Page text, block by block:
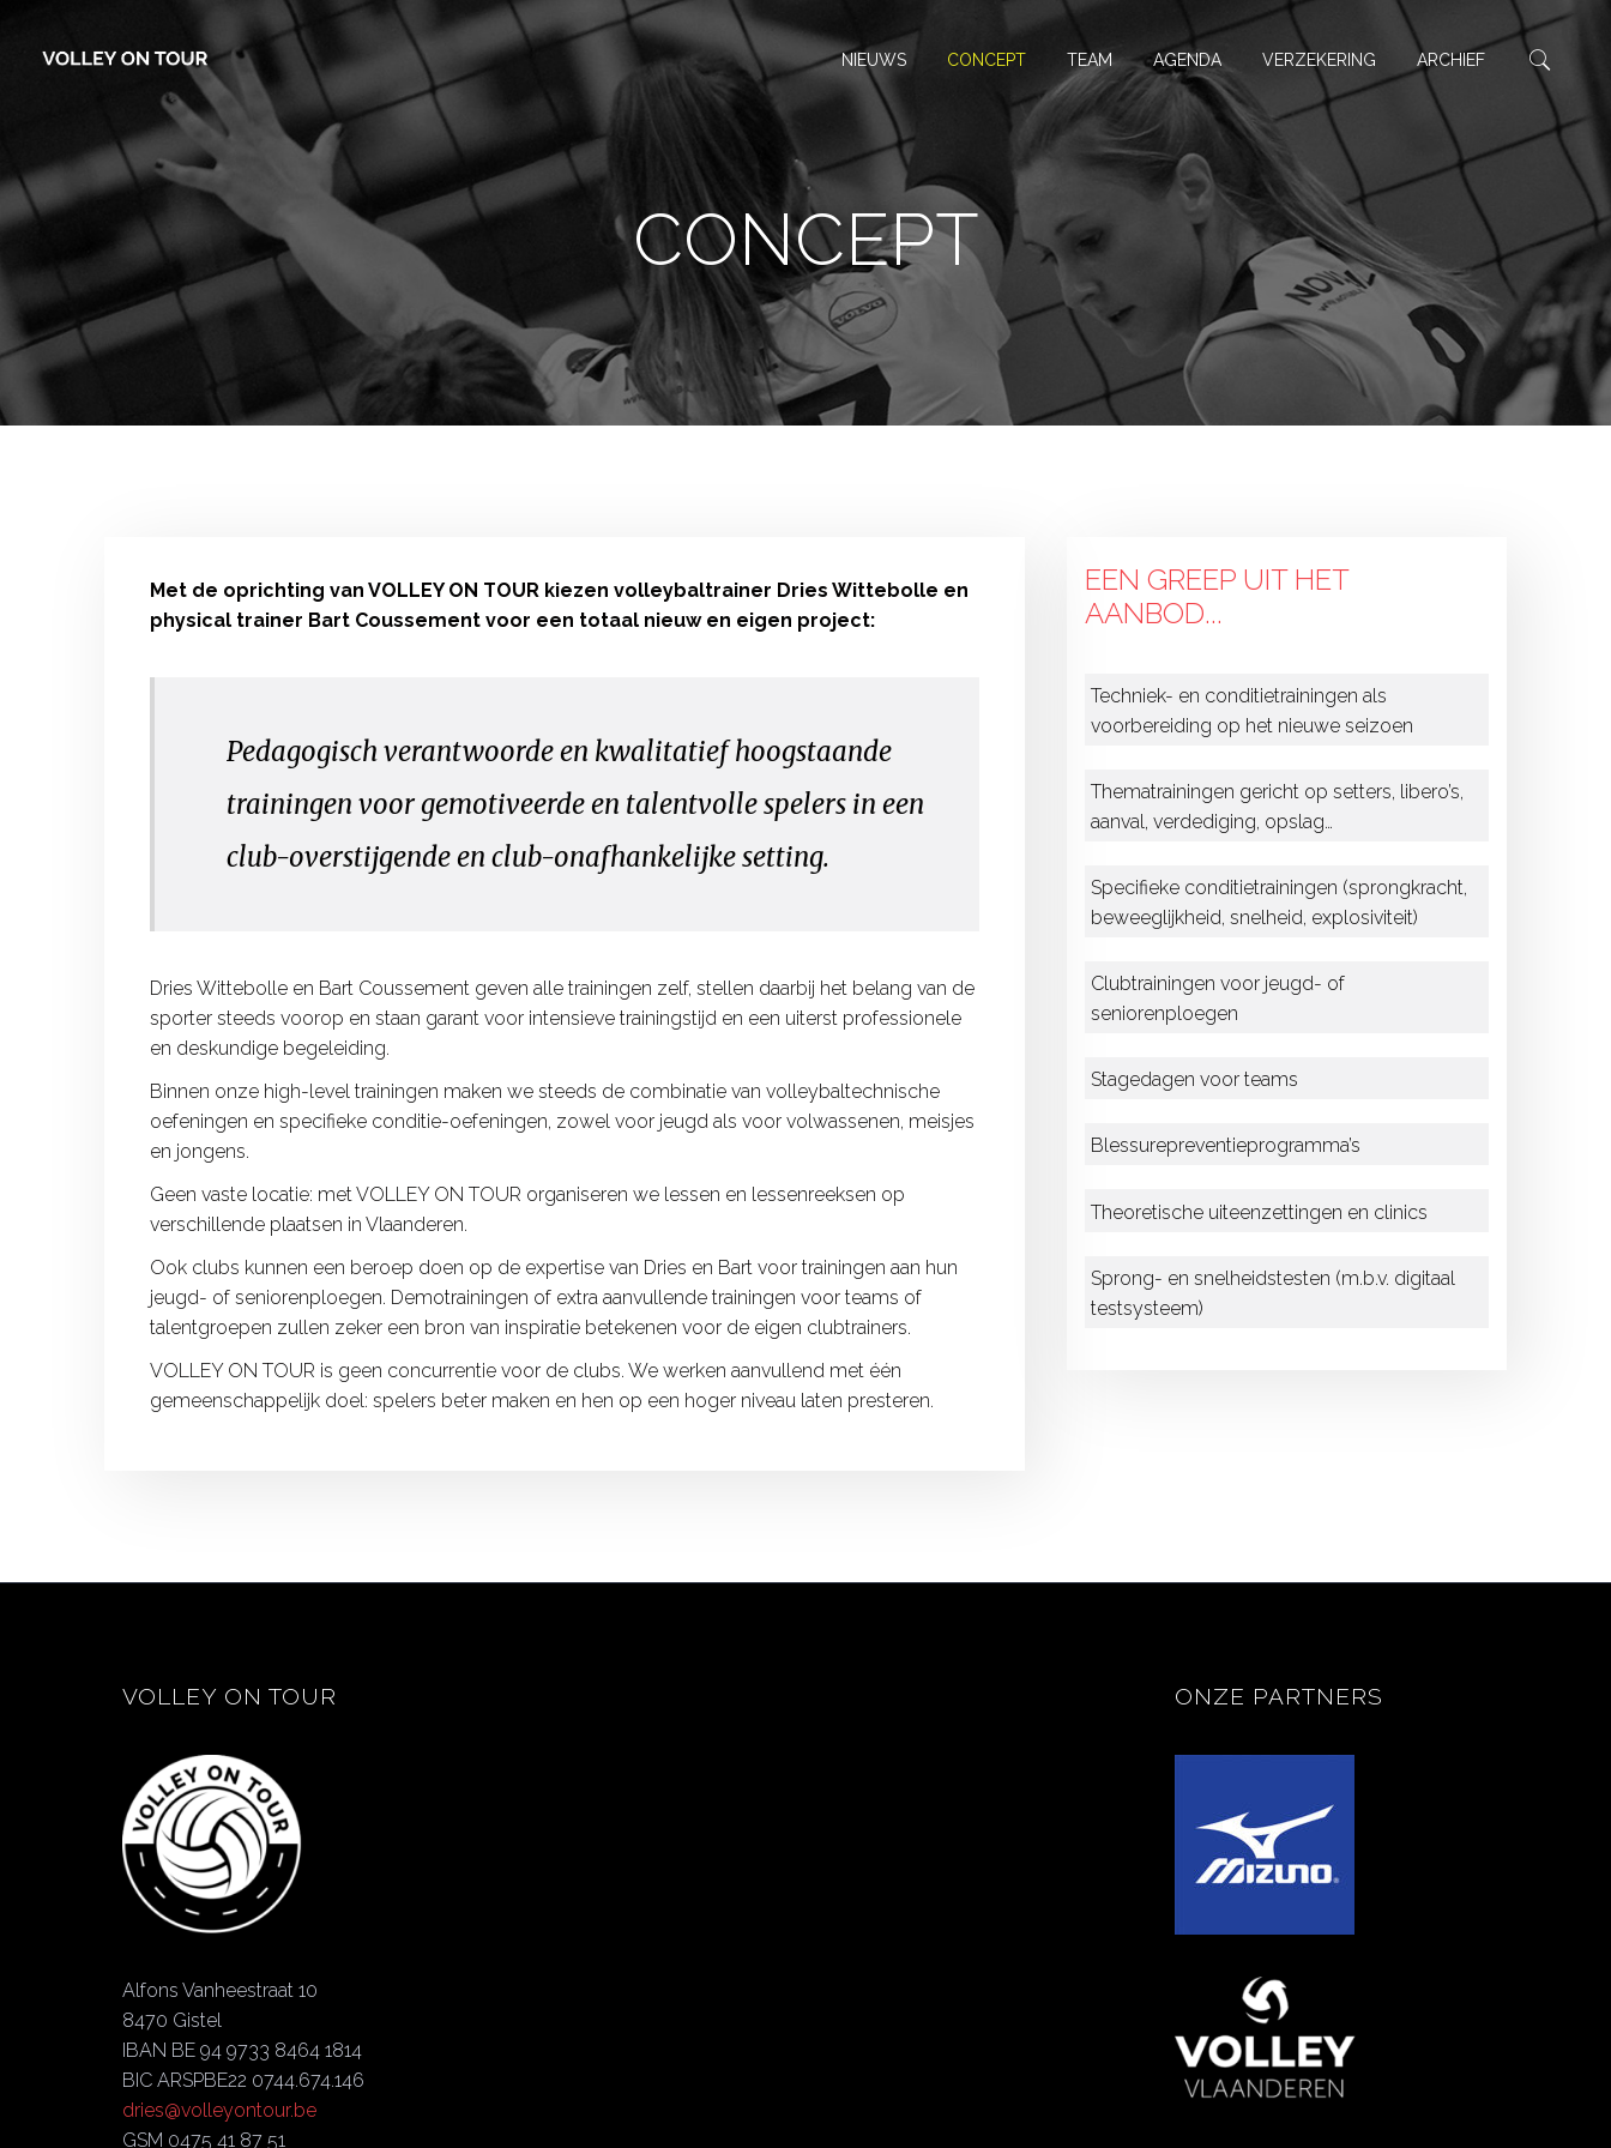
NIEUWS CONCEPT TEAM AGENDA VERZEKERING ARCHIEF
CONCEPT
Met de oprichting van VOLLEY ON TOUR kiezen volleybaltrainer Dries Wittebolle en
physical trainer Bart Coussement voor een totaal nieuw en eigen project:
Pedagogisch verantwoorde en kwalitatief hoogstaande
trainingen voor gemotiveerde en talentvolle spelers in een
club-overstijgende en club-onafhankelijke setting.
Dries Wittebolle en Bart Coussement geven alle trainingen zelf, stellen daarbij het belang van de
sporter steeds voorop en staan garant voor intensieve trainingstijd en een uiterst professionele
en deskundige begeleiding.
Binnen onze high-level trainingen maken we steeds de combinatie van volleybaltechnische
oefeningen en specifieke conditie-oefeningen, zowel voor jeugd als voor volwassenen, meisjes
en jongens.
Geen vaste locatie: met VOLLEY ON TOUR organiseren we lessen en lessenreeksen op
verschillende plaatsen in Vlaanderen.
Ook clubs kunnen een beroep doen op de expertise van Dries en Bart voor trainingen aan hun
jeugd- of seniorenploegen. Demotrainingen of extra aanvullende trainingen voor teams of
talentgroepen zullen zeker een bron van inspiratie betekenen voor de eigen clubtrainers.
VOLLEY ON TOUR is geen concurrentie voor de clubs. We werken aanvullend met één
gemeenschappelijk doel: spelers beter maken en hen op een hoger niveau laten presteren.
EEN GREEP UIT HET
AANBOD...
Techniek- en conditietrainingen als
voorbereiding op het nieuwe seizoen
Thematrainingen gericht op setters, libero’s,
aanval, verdediging, opslag…
Specifieke conditietrainingen (sprongkracht,
beweeglijkheid, snelheid, explosiviteit)
Clubtrainingen voor jeugd- of
seniorenploegen
Stagedagen voor teams
Blessurepreventieprogramma’s
Theoretische uiteenzettingen en clinics
Sprong- en snelheidstesten (m.b.v. digitaal
testsysteem)
VOLLEY ON TOUR
Alfons Vanheestraat 10
8470 Gistel
IBAN BE 94 9733 8464 1814
BIC ARSPBE22 0744.674.146
dries@volleyontour.be
GSM 0475 41 87 51
ONZE PARTNERS